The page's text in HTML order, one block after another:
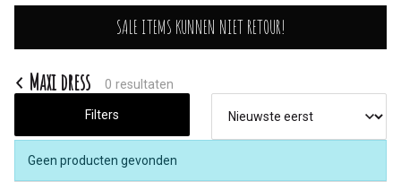
Maxi
dress
Saminas
SALE ITEMS KUNNEN NIET RETOUR!
Maxi dress 0 resultaten
Filters
Geen producten gevonden